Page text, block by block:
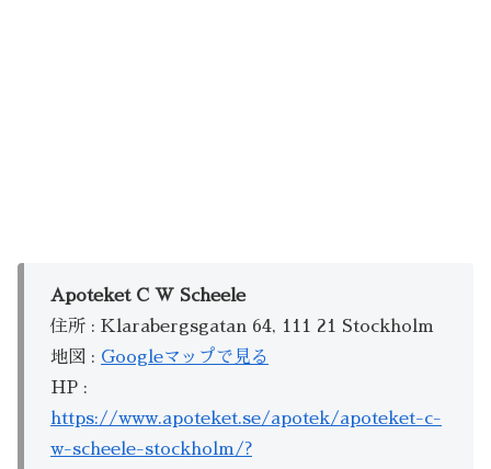
Apoteket C W Scheele
住所 : Klarabergsgatan 64, 111 21 Stockholm
地図 : Googleマップで見る
HP :
https://www.apoteket.se/apotek/apoteket-c-
w-scheele-stockholm/?